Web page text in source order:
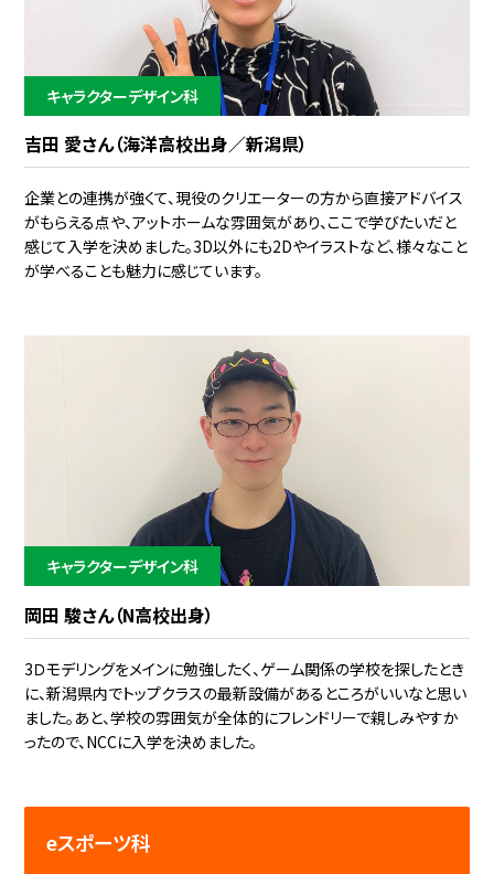
キャラクターデザイン科
吉田 愛さん（海洋高校出身／新潟県）
企業との連携が強くて、現役のクリエーターの方から直接アドバイス
がもらえる点や、アットホームな雰囲気があり、ここで学びたいだと
感じて入学を決めました。3D以外にも2Dやイラストなど、様々なこと
が学べることも魅力に感じています。
キャラクターデザイン科
岡田 駿さん（N高校出身）
3Ｄモデリングをメインに勉強したく、ゲーム関係の学校を探したとき
に、新潟県内でトップクラスの最新設備があるところがいいなと思い
ました。あと、学校の雰囲気が全体的にフレンドリーで親しみやすか
ったので、NCCに入学を決めました。
eスポーツ科